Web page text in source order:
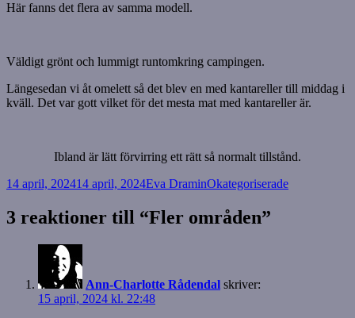
Här fanns det flera av samma modell.
Väldigt grönt och lummigt runtomkring campingen.
Längesedan vi åt omelett så det blev en med kantareller till middag i
kväll. Det var gott vilket för det mesta mat med kantareller är.
Ibland är lätt förvirring ett rätt så normalt tillstånd.
Postat
14 april, 202414 april, 2024Författare
Eva DraminKategorier
Okategoriserade
3 reaktioner till “Fler områden”
Ann-Charlotte Rådendal skriver:
15 april, 2024 kl. 22:48